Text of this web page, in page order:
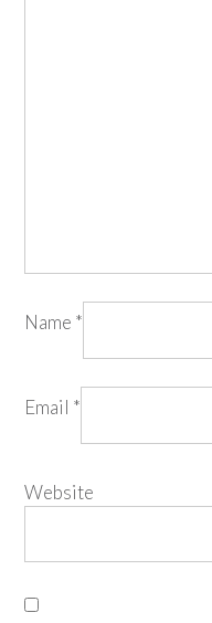
Name *
Email *
Website